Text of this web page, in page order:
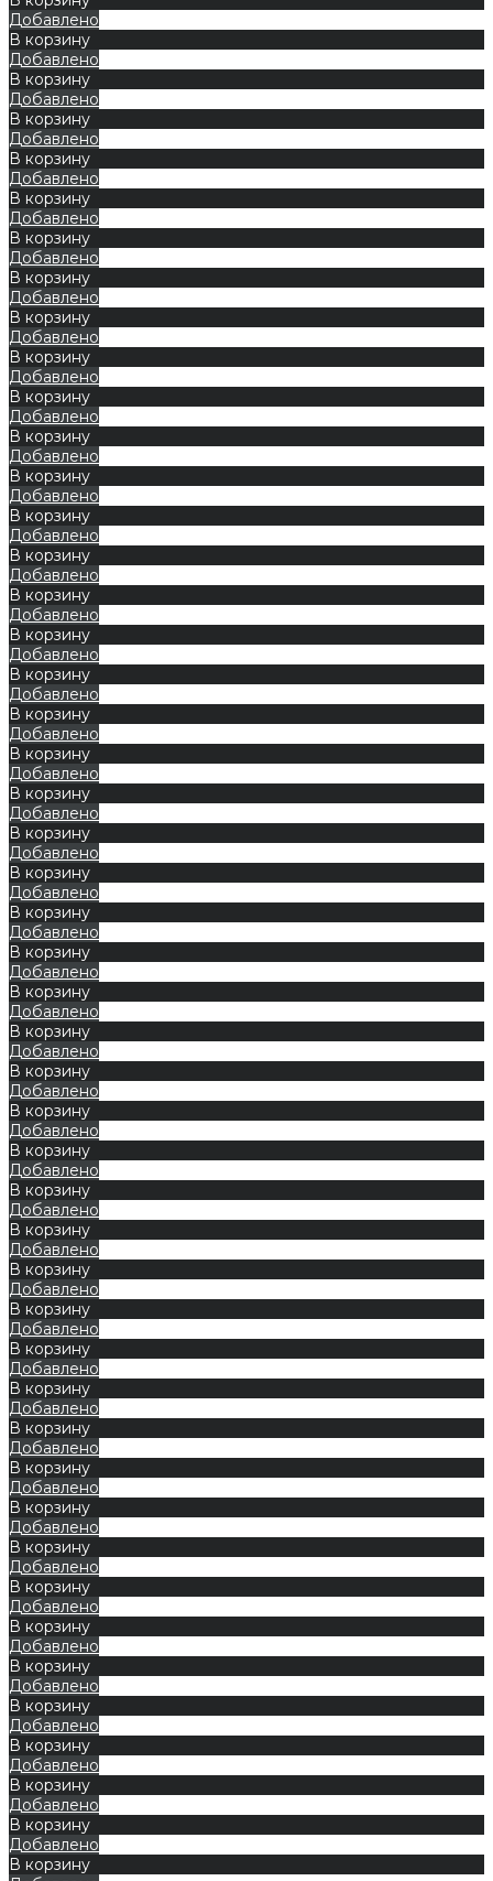
Добавлено
В корзину
Добавлено
В корзину
Добавлено
В корзину
Добавлено
В корзину
Добавлено
В корзину
Добавлено
В корзину
Добавлено
В корзину
Добавлено
В корзину
Добавлено
В корзину
Добавлено
В корзину
Добавлено
В корзину
Добавлено
В корзину
Добавлено
В корзину
Добавлено
В корзину
Добавлено
В корзину
Добавлено
В корзину
Добавлено
В корзину
Добавлено
В корзину
Добавлено
В корзину
Добавлено
В корзину
Добавлено
В корзину
Добавлено
В корзину
Добавлено
В корзину
Добавлено
В корзину
Добавлено
В корзину
Добавлено
В корзину
Добавлено
В корзину
Добавлено
В корзину
Добавлено
В корзину
Добавлено
В корзину
Добавлено
В корзину
Добавлено
В корзину
Добавлено
В корзину
Добавлено
В корзину
Добавлено
В корзину
Добавлено
В корзину
Добавлено
В корзину
Добавлено
В корзину
Добавлено
В корзину
Добавлено
В корзину
Добавлено
В корзину
Добавлено
В корзину
Добавлено
В корзину
Добавлено
В корзину
Добавлено
В корзину
Добавлено
В корзину
Добавлено
В корзину